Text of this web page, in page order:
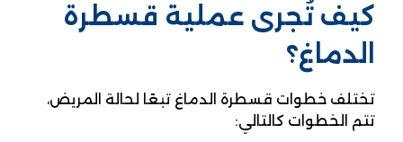
كيف تُجرى عملية قسطرة
الدماغ؟
تختلف خطوات قسطرة الدماغ تبعًا لحالة المريض،
تتم الخطوات كالتالي: